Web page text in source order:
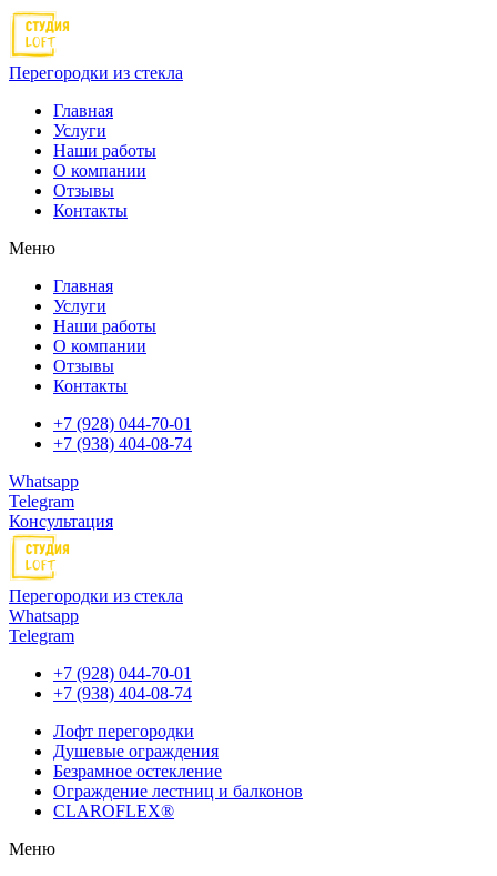
Перегородки из стекла
Главная
Услуги
Наши работы
О компании
Отзывы
Контакты
Меню
Главная
Услуги
Наши работы
О компании
Отзывы
Контакты
+7 (928) 044-70-01
+7 (938) 404-08-74
Whatsapp
Telegram
Консультация
Перегородки из стекла
Whatsapp
Telegram
+7 (928) 044-70-01
+7 (938) 404-08-74
Лофт перегородки
Душевые ограждения
Безрамное остекление
Ограждение лестниц и балконов
CLAROFLEX®
Меню